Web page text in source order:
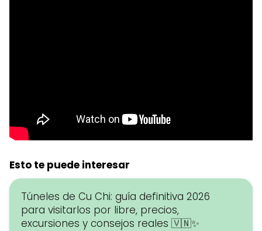
Esto te puede interesar
Túneles de Cu Chi: guía definitiva 2026
para visitarlos por libre, precios,
excursiones y consejos reales 🇻🇳✨